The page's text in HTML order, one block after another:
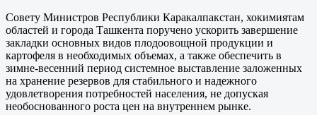
Совету Министров Республики Каракалпакстан, хокимиятам
областей и города Ташкента поручено ускорить завершение
закладки основных видов плодоовощной продукции и
картофеля в необходимых объемах, а также обеспечить в
зимне-весенний период системное выставление заложенных
на хранение резервов для стабильного и надежного
удовлетворения потребностей населения, не допуская
необоснованного роста цен на внутреннем рынке.